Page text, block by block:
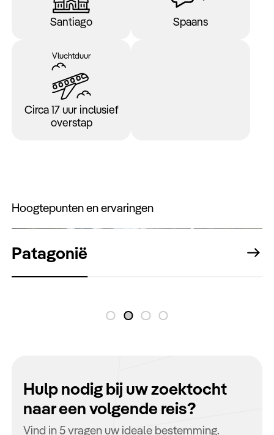
Santiago Spaans
Vluchtduur
Circa 17 uur inclusief
overstap
Hoogtepunten en ervaringen
Patagonië
Hulp nodig bij uw zoektocht
naar een volgende reis?
Vind in 5 vragen uw ideale bestemming.